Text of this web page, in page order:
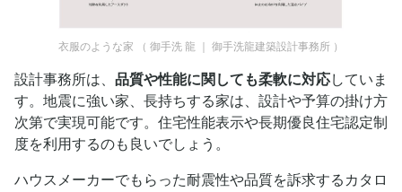
衣服のような家 （ 御手洗 龍 ｜ 御手洗龍建築設計事務所 ）
設計事務所は、 品質や性能に関しても柔軟に対応していま
す。地震に強い家、長持ちする家は、設計や予算の掛け方
次第で実現可能です。住宅性能表示や長期優良住宅認定制
度を利用するのも良いでしょう。
ハウスメーカーでもらった耐震性や品質を訴求するカタロ